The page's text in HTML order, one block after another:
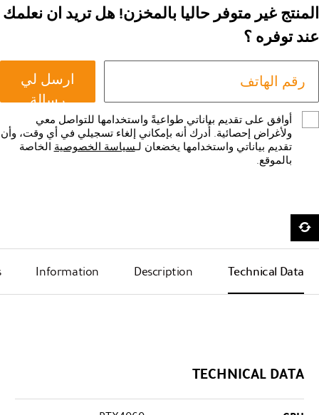
المنتج غير متوفر حاليا بالمخزن! هل تريد ان نعلمك
عند توفره ؟
ارسل لي
رسالة
أوافق على تقديم بياناتي طواعيةً واستخدامها للتواصل معي
ولأغراض إحصائية. أُدرك أنه بإمكاني إلغاء تسجيلي في أي وقت، وأن
تقديم بياناتي واستخدامها يخضعان لـسياسة الخصوصية الخاصة
بالموقع.
Technical Data
Description
Information
TECHNICAL DATA